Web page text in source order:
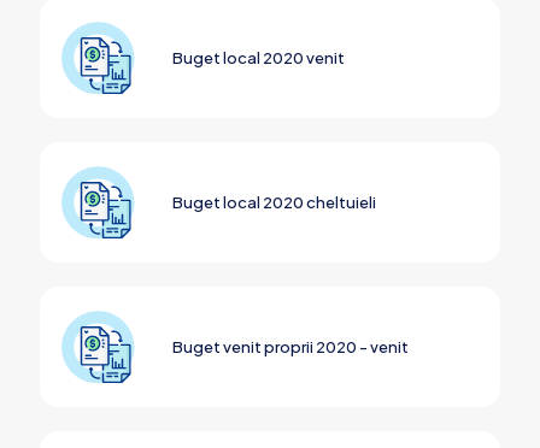
Buget local 2020 venit
Buget local 2020 cheltuieli
Buget venit proprii 2020 - venit